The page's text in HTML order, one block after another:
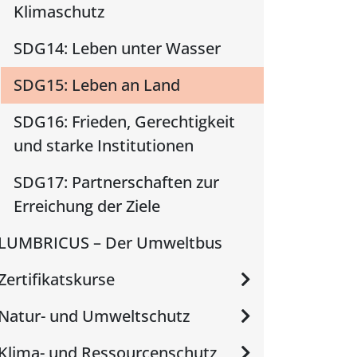
Klimaschutz
SDG14: Leben unter Wasser
SDG15: Leben an Land
SDG16: Frieden, Gerechtigkeit
und starke Institutionen
SDG17: Partnerschaften zur
Erreichung der Ziele
– Der Umweltbus
und Umweltschutz
und Ressourcenschutz